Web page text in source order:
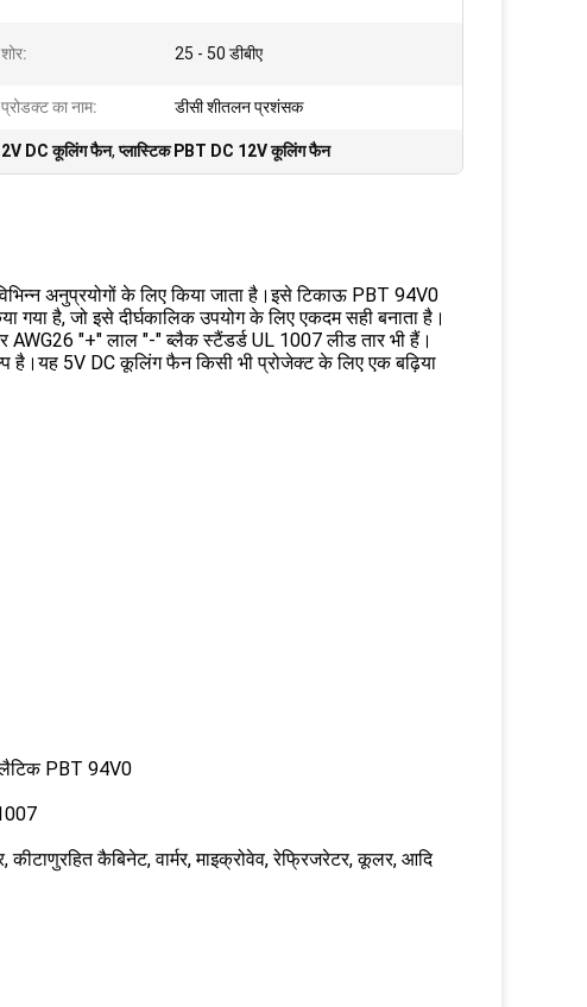
शोर: 25 - 50 डीबीए
प्रोडक्ट का नाम: डीसी शीतलन प्रशंसक
DC कूलिंग फैन,प्लास्टिक PBT DC 12V कूलिंग फैन
अनुप्रयोगों के लिए किया जाता है।इसे टिकाऊ PBT 94V0
गया है, जो इसे दीर्घकालिक उपयोग के लिए एकदम सही बनाता है।
"+" लाल "-" ब्लैक स्टैंडर्ड UL 1007 लीड तार भी हैं।
5V DC कूलिंग फैन किसी भी प्रोजेक्ट के लिए एक बढ़िया
PBT 94V0
कैबिनेट, वार्मर, माइक्रोवेव, रेफ्रिजरेटर, कूलर, आदि